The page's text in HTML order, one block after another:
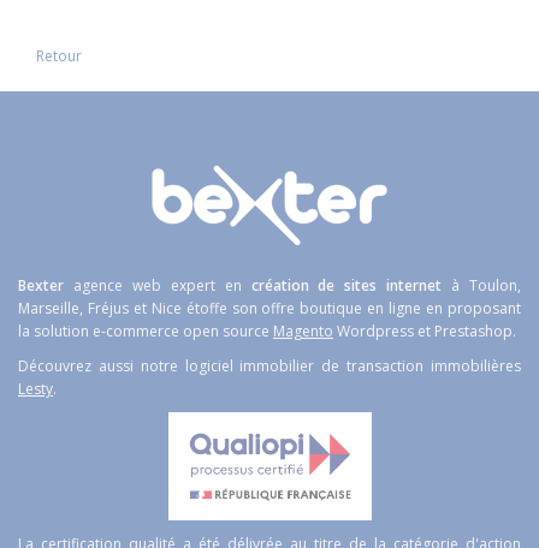
Retour
Bexter agence web expert en création de sites internet à Toulon,
Marseille, Fréjus et Nice étoffe son offre boutique en ligne en proposant
la solution e-commerce open source Magento Wordpress et Prestashop.
Découvrez aussi notre logiciel immobilier de transaction immobilières
Lesty.